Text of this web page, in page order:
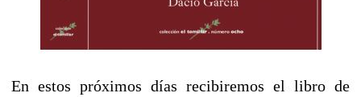
En estos próximos días recibiremos el libro de